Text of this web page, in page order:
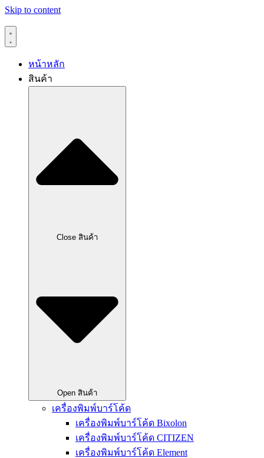
Skip to content
หน้าหลัก
สินค้า
Close สินค้า
Open สินค้า
เครื่องพิมพ์บาร์โค้ด
เครื่องพิมพ์บาร์โค้ด Bixolon
เครื่องพิมพ์บาร์โค้ด CITIZEN
เครื่องพิมพ์บาร์โค้ด Element